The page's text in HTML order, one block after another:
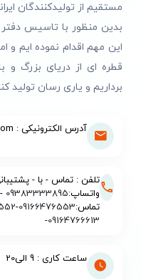
مستقیم از تولیدکنندگان
بدین منظور با تاسیس
این مهم اقدام نموده ایم و
قطره ای از دریای بزرگ و
برداریم و یاری رسان
آدرس الکترونیکی : alvanmarket.com@gmail.com
واتساپ:09383333895
تماس:09166476553
-
09164766613
-
ساعت کاری : 9 الی20